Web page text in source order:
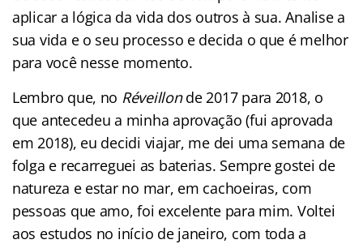
aplicar a lógica da vida dos outros à sua. Analise a
sua vida e o seu processo e decida o que é melhor
para você nesse momento.
Lembro que, no Réveillonde 2017 para 2018, o
que antecedeu a minha aprovação (fui aprovada
em 2018), eu decidi viajar, me dei uma semana de
folga e recarreguei as baterias. Sempre gostei de
natureza e estar no mar, em cachoeiras, com
pessoas que amo, foi excelente para mim. Voltei
aos estudos no início de janeiro, com toda a